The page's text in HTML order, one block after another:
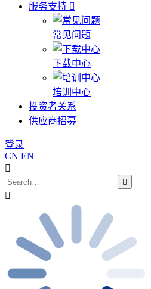
服务支持
常见问题
下载中心
培训中心
投资者关系
供应商招募
登录
CN EN